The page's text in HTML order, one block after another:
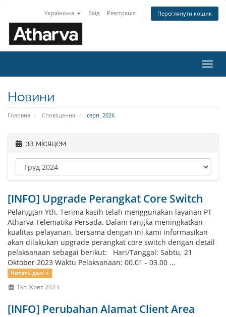
Українська Вхід Реєстрація Переглянути кошик
Новини
Головна Сповіщення серп. 2026
за місяцем
[INFO] Upgrade Perangkat Core Switch
Pelanggan Yth, Terima kasih telah menggunakan layanan PT
Atharva Telematika Persada. Dalam rangka meningkatkan
kualitas pelayanan, bersama dengan ini kami informasikan
akan dilakukan upgrade perangkat core switch dengan detail
pelaksanaan sebagai berikut: Hari/Tanggal: Sabtu, 21
Oktober 2023 Waktu Pelaksanaan: 00.01 - 03.00 ...
Читать далі »
19т Жовт 2023
[INFO] Perubahan Alamat Client Area